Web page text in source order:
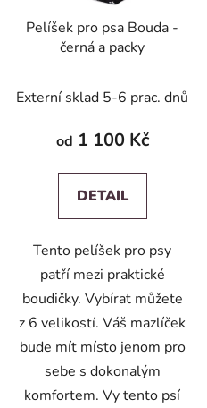
Pelíšek pro psa Bouda -
černá a packy
Externí sklad 5-6 prac. dnů
od 1 100 Kč
DETAIL
Tento pelíšek pro psy
patří mezi praktické
boudičky. Vybírat můžete
z 6 velikostí. Váš mazlíček
bude mít místo jenom pro
sebe s dokonalým
komfortem. Vy tento psí